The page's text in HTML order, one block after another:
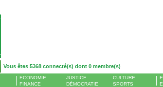
Vous êtes 5368 connecté(s) dont 0 membre(s)
ECONOMIE
FINANCE
JUSTICE
DÉMOCRATIE
CULTURE
SPORTS